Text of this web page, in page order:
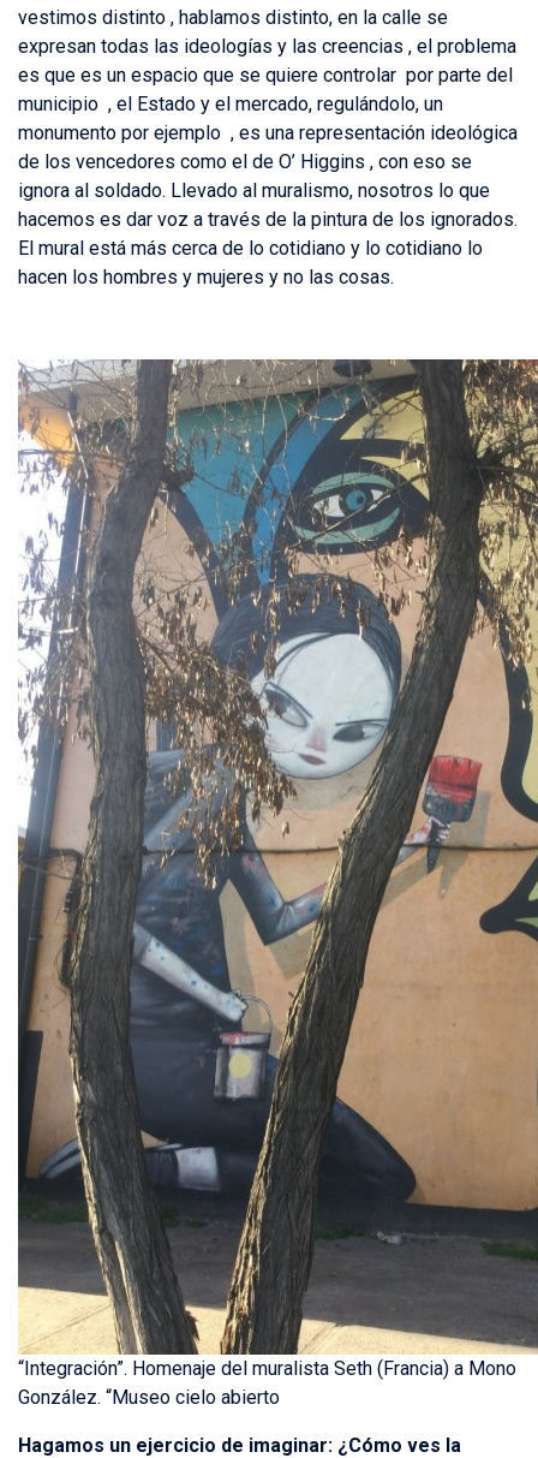
vestimos distinto , hablamos distinto, en la calle se
expresan todas las ideologías y las creencias , el problema
es que es un espacio que se quiere controlar por parte del
municipio , el Estado y el mercado, regulándolo, un
monumento por ejemplo , es una representación ideológica
de los vencedores como el de O’ Higgins , con eso se
ignora al soldado. Llevado al muralismo, nosotros lo que
hacemos es dar voz a través de la pintura de los ignorados.
El mural está más cerca de lo cotidiano y lo cotidiano lo
hacen los hombres y mujeres y no las cosas.
“Integración”. Homenaje del muralista Seth (Francia) a Mono
González. “Museo cielo abierto
Hagamos un ejercicio de imaginar: ¿Cómo ves la